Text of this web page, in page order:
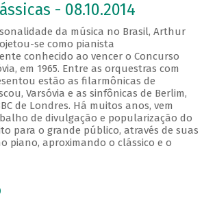
- 08.10.2014
da música no Brasil, Arthur
se como pianista
conhecido ao vencer o Concurso
em 1965. Entre as orquestras com
estão as filarmônicas de
Varsóvia e as sinfônicas de Berlim,
de Londres. Há muitos anos, vem
de divulgação e popularização do
para o grande público, através de suas
piano, aproximando o clássico e o